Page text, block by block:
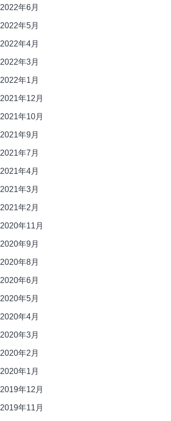
2022年6月
2022年5月
2022年4月
2022年3月
2022年1月
2021年12月
2021年10月
2021年9月
2021年7月
2021年4月
2021年3月
2021年2月
2020年11月
2020年9月
2020年8月
2020年6月
2020年5月
2020年4月
2020年3月
2020年2月
2020年1月
2019年12月
2019年11月